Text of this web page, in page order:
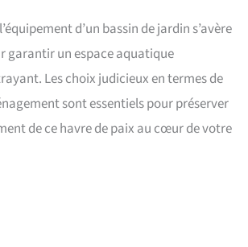
d’un bassin de jardin s’avère
garantir un espace aquatique
Les choix judicieux en termes de
sont essentiels pour préserver
de ce havre de paix au cœur de votre